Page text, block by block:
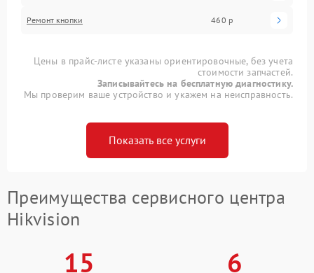
Ремонт кнопки 460 р
Цены в прайс-листе указаны ориентировочные, без учета
стоимости запчастей.
Записывайтесь на бесплатную диагностику.
Мы проверим ваше устройство и укажем на неисправность.
Показать все услуги
Преимущества сервисного центра
Hikvision
15 6